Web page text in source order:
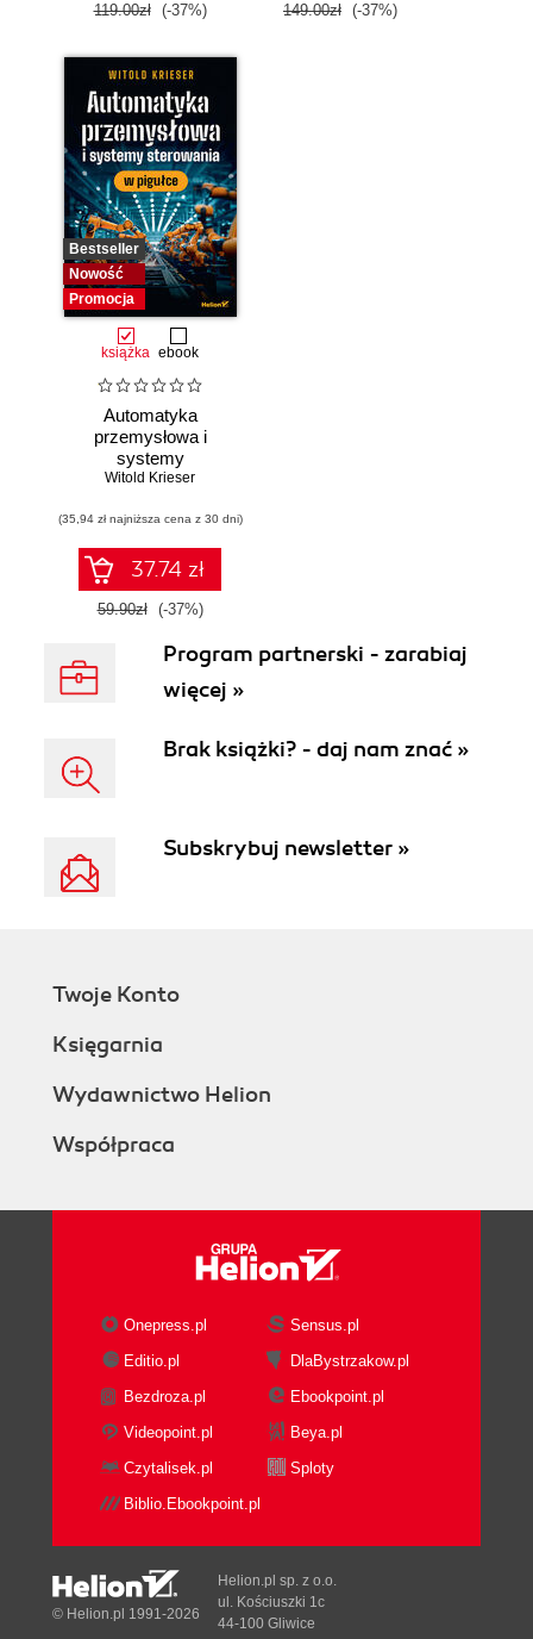
119.00zł (-37%) 149.00zł (-37%)
Bestseller
Nowość
Promocja
książka ebook
Automatyka
przemysłowa i
systemy
sterowania w
Witold Krieser
(35,94 zł najniższa cena z 30 dni)
37.74 zł
59.90zł (-37%)
Program partnerski - zarabiaj
więcej »
Brak książki? - daj nam znać »
Subskrybuj newsletter »
Twoje Konto
Księgarnia
Wydawnictwo Helion
Współpraca
Onepress.pl
Sensus.pl
Editio.pl
DlaBystrzakow.pl
Bezdroza.pl
Ebookpoint.pl
Videopoint.pl
Beya.pl
Czytalisek.pl
Sploty
Biblio.Ebookpoint.pl
© Helion.pl 1991-2026
Helion.pl sp. z o.o.
ul. Kościuszki 1c
44-100 Gliwice